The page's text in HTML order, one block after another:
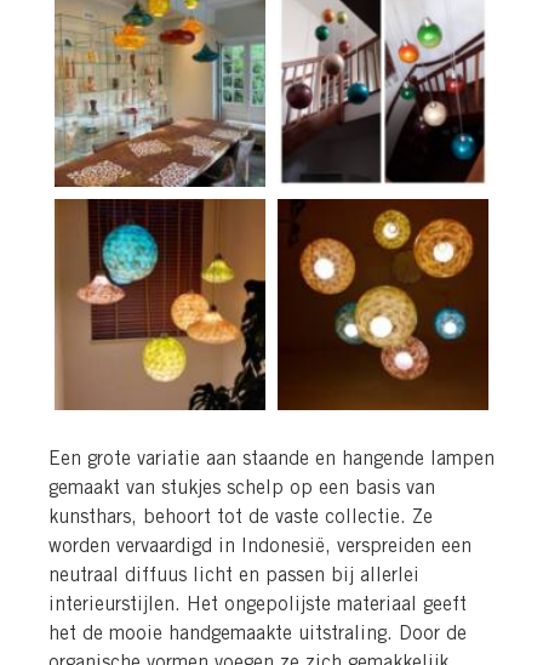
Een grote variatie aan staande en hangende lampen
gemaakt van stukjes schelp op een basis van
kunsthars, behoort tot de vaste collectie. Ze
worden vervaardigd in Indonesië, verspreiden een
neutraal diffuus licht en passen bij allerlei
interieurstijlen. Het ongepolijste materiaal geeft
het de mooie handgemaakte uitstraling. Door de